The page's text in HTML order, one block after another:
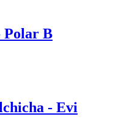
Polar B
- Evi